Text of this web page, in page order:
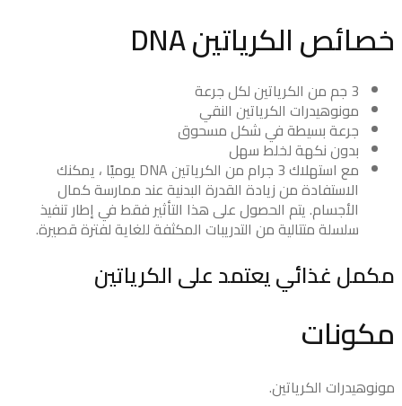
خصائص الكرياتين DNA
3 جم من الكرياتين لكل جرعة
مونوهيدرات الكرياتين النقي
جرعة بسيطة في شكل مسحوق
بدون نكهة لخلط سهل
مع استهلاك 3 جرام من الكرياتين DNA يوميًا ، يمكنك
الاستفادة من زيادة القدرة البدنية عند ممارسة كمال
الأجسام. يتم الحصول على هذا التأثير فقط في إطار تنفيذ
سلسلة متتالية من التدريبات المكثفة للغاية لفترة قصيرة.
مكمل غذائي يعتمد على الكرياتين
مكونات
مونوهيدرات الكرياتين.